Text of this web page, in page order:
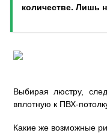
количестве. Лишь
Выбирая люстру,
вплотную к ПВХ-
Какие же возможные